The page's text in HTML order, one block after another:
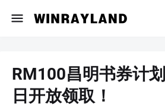
RM100昌明书券计
日开放领取！